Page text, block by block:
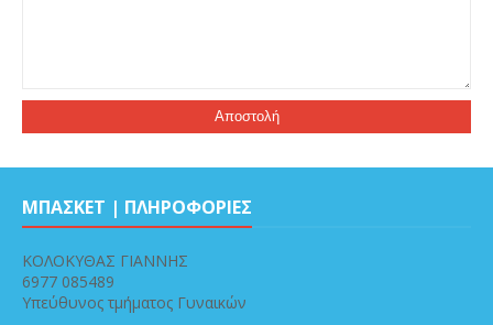
ΜΠΑΣΚΕΤ | ΠΛΗΡΟΦΟΡΙΕΣ
ΚΟΛΟΚΥΘΑΣ ΓΙΑΝΝΗΣ
6977 085489
Υπεύθυνος τμήματος Γυναικών